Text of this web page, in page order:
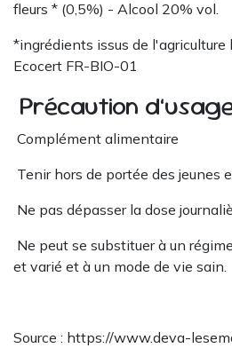
fleurs * (0,5%) - Alcool 20% vol.
*ingrédients issus de
Ecocert FR-BIO-01
Précaution
Complément alimentaire
Tenir hors de portée des jeunes
Ne pas dépasser la dose
Ne peut se substituer à un
et varié et à un mode de vie sain.
Source : https://www.deva-